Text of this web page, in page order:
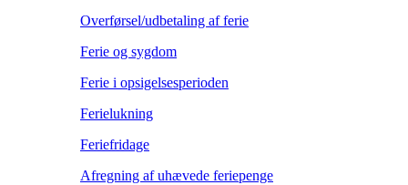
Overførsel/udbetaling af ferie
Ferie og sygdom
Ferie i opsigelsesperioden
Ferielukning
Feriefridage
Afregning af uhævede feriepenge